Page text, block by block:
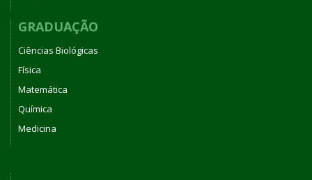
GRADUAÇÃO
Ciências Biológicas
Física
Matemática
Química
Medicina